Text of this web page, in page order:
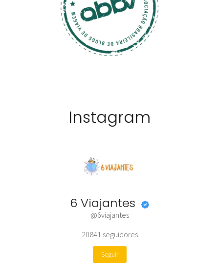
Instagram
6 Viajantes
@6viajantes
20841 seguidores
Seguir